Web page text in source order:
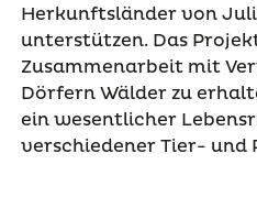
Herkunftsländer von
unterstützen. Das
Zusammenarbeit mit
Dörfern Wälder zu
ein wesentlicher
verschiedener Tier- und